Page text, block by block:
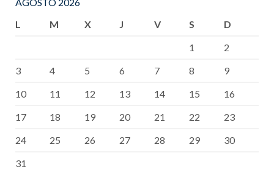
L
M X J V S
D
1
2
3
4 5 6 7 8
9
10
11 12 13 14 15
16
17
18 19 20 21 22
23
24
25 26 27 28 29
30
31